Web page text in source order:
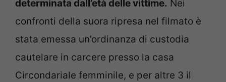
determinata dall’età delle vittime. Nei
confronti della suora ripresa nel filmato è
stata emessa un’ordinanza di custodia
cautelare in carcere presso la casa
Circondariale femminile, e per altre 3 il